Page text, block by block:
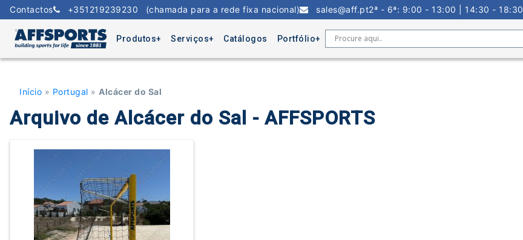
Skip
Contactos +351219239230 (chamada para a rede fixa nacional) sales@aff.pt2ª - 6ª: 9:00 - 13:00 | 14:30 - 18:30
Produtos Serviços Catálogos Portfólio
Início » Portugal » Alcácer do Sal
Arquivo de Alcácer do Sal - AFFSPORTS